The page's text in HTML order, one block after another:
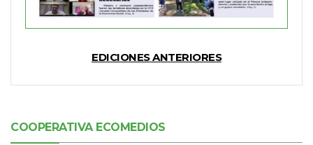
EDICIONES ANTERIORES
COOPERATIVA ECOMEDIOS